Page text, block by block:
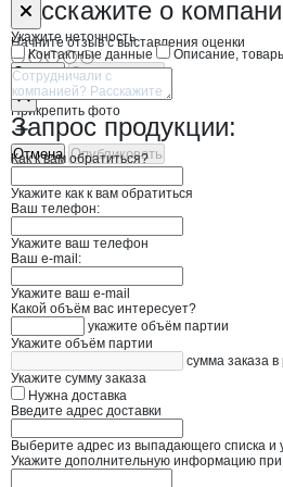
Расскажите о
Начните отзыв с выставления оценки
Прикрепить фото
Отмена Опубликовать
Форма обратной
Укажите неточность
Контактные данные
Описание,
Отмена Опубликовать
Запрос продукции:
Как к вам обратиться?
Укажите как к вам обратиться
Ваш телефон:
Укажите ваш телефон
Ваш e-mail:
Укажите ваш e-mail
Какой объём вас интересует?
укажите объём партии
Укажите объём партии
сумма заказа в
Укажите сумму заказа
Нужна доставка
Введите адрес доставки
Выберите адрес из выпадающего списка и
Укажите дополнительную информацию